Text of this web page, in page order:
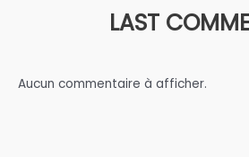
LAST
Aucun commentaire à afficher.